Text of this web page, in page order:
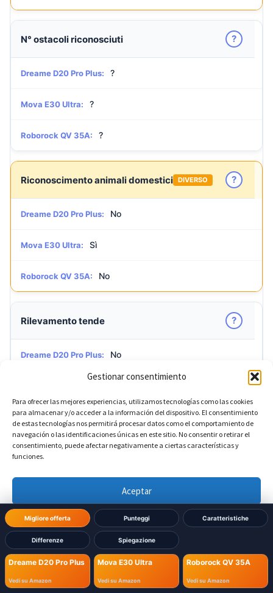
Gestionar consentimiento
Para ofrecer las mejores experiencias, utilizamos tecnologías como las cookies
para almacenar y/o acceder a la información del dispositivo. El consentimiento
de estas tecnologías nos permitirá procesar datos como el comportamiento de
navegación o las identificaciones únicas en este sitio. No consentir o retirar el
consentimiento, puede afectar negativamente a ciertas características y
funciones.
Aceptar
Denegar
Ver preferencias
Política de cookies Política de Privacidad Aviso Legal
Migliore offerta Punteggi Caratteristiche
Differenze Spiegazione
Dreame D20 Pro Plus
Vedi su Amazon
Mova E30 Ultra
Vedi su Amazon
Roborock QV 35A
Vedi su Amazon
N° ostacoli riconosciuti ?
Dreame D20 Pro Plus: ?
Mova E30 Ultra: ?
Roborock QV 35A: ?
Riconoscimento animali domestici DIVERSO ?
Dreame D20 Pro Plus: No
Mova E30 Ultra: Sì
Roborock QV 35A: No
Rilevamento tende ?
Dreame D20 Pro Plus: No
Roborock QV 35A: No
Accesso remoto a fotocamera
Mova E30 Ultra: No
Roborock QV 35A: No